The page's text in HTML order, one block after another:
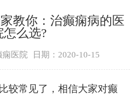
教你：治癫痫病的医
怎么选?
痫医院 日期：2020-10-15
较常见了，相信大家对癫